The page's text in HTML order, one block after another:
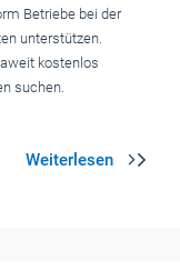
Betriebe bei der
unterstützen.
kostenlos
suchen.